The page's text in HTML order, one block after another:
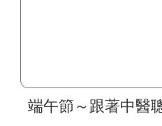
端午節～跟著中醫